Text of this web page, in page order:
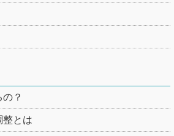
？
整とは